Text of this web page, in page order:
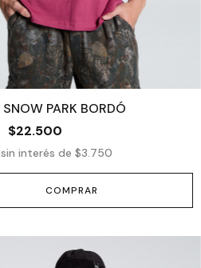
SNOW PARK BORDÓ
$22.500
interés de$3.750
COMPRAR